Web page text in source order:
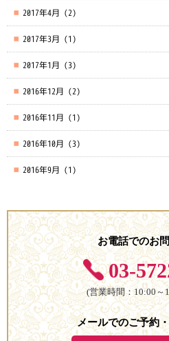
2017年4月 (2)
2017年3月 (1)
2017年1月 (3)
2016年12月 (2)
2016年11月 (1)
2016年10月 (3)
2016年9月 (1)
お電話でのお
03-
(営業時間：10:00～
メールでのご予約